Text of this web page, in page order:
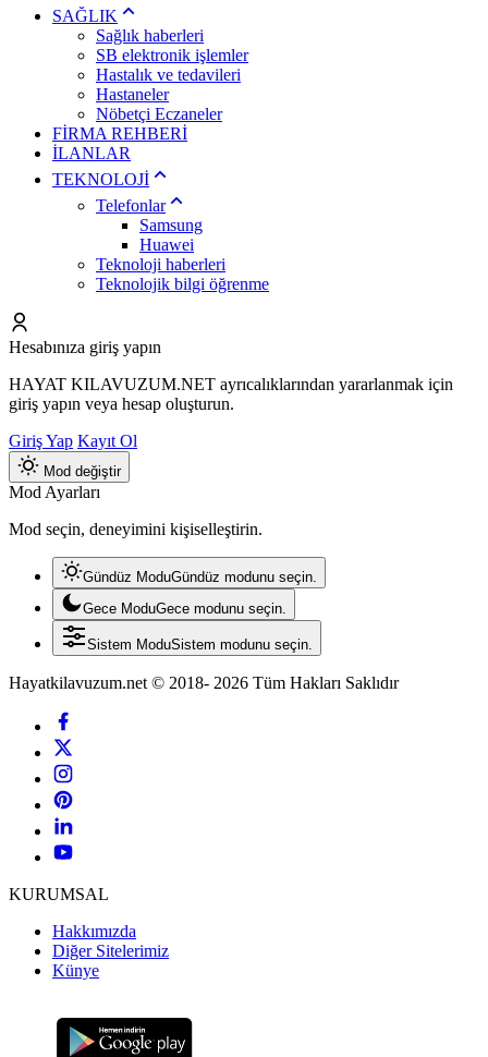
SAĞLIK
Sağlık haberleri
SB elektronik işlemler
Hastalık ve tedavileri
Hastaneler
Nöbetçi Eczaneler
FİRMA REHBERİ
İLANLAR
TEKNOLOJİ
Telefonlar
Samsung
Huawei
Teknoloji haberleri
Teknolojik bilgi öğrenme
Hesabınıza giriş yapın
HAYAT KILAVUZUM.NET ayrıcalıklarından yararlanmak için
giriş yapın veya hesap oluşturun.
Giriş Yap Kayıt Ol
Mod değiştir
Mod Ayarları
Mod seçin, deneyimini kişiselleştirin.
Gündüz ModuGündüz modunu seçin.
Gece ModuGece modunu seçin.
Sistem ModuSistem modunu seçin.
Hayatkilavuzum.net © 2018- 2026 Tüm Hakları Saklıdır
KURUMSAL
Hakkımızda
Diğer Sitelerimiz
Künye